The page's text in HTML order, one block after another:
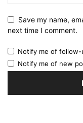
Save my name,
next time I comment.
Notify me of follow-
Notify me of new